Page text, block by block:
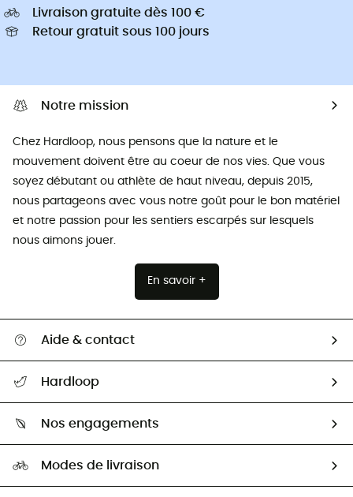
Livraison gratuite dès 100 €
Retour gratuit sous 100 jours
Notre mission
Chez Hardloop, nous pensons que la nature et le
mouvement doivent être au coeur de nos vies. Que vous
soyez débutant ou athlète de haut niveau, depuis 2015,
nous partageons avec vous notre goût pour le bon matériel
et notre passion pour les sentiers escarpés sur lesquels
nous aimons jouer.
En savoir +
Aide & contact
Retour & remboursement
Guide des tailles
Seconde Main
Aide & Contact
Hardloop
HardGuides
Nos engagements
Modes de livraison